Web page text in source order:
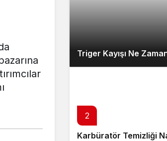
Triger Kayışı Ne
2
Karbüratör Temizliği